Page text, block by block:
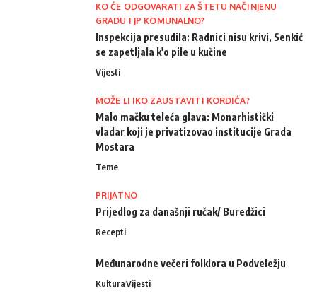
KO ĆE ODGOVARATI ZA ŠTETU NAČINJENU
GRADU I JP KOMUNALNO?
Inspekcija presudila: Radnici nisu krivi, Senkić
se zapetljala k'o pile u kučine
Vijesti
MOŽE LI IKO ZAUSTAVITI KORDIĆA?
Malo mačku teleća glava: Monarhistički
vladar koji je privatizovao institucije Grada
Mostara
Teme
PRIJATNO
Prijedlog za današnji ručak/ Buredžici
Recepti
Međunarodne večeri folklora u Podveležju
KulturaVijesti